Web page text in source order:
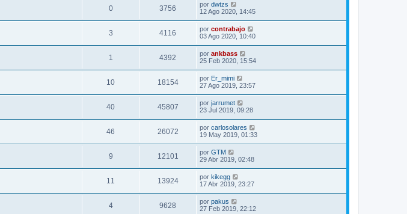
0 3756 por dwtzs
12 Ago 2020, 14:45
3 4116 por contrabajo
03 Ago 2020, 10:40
1 4392 por ankbass
25 Feb 2020, 15:54
10 18154 por Er_mimi
27 Ago 2019, 23:57
40 45807 por jarrumet
23 Jul 2019, 09:28
46 26072 por carlosolares
19 May 2019, 01:33
9 12101 por GTM
29 Abr 2019, 02:48
11 13924 por kikegg
17 Abr 2019, 23:27
4 9628 por pakus
27 Feb 2019, 22:12